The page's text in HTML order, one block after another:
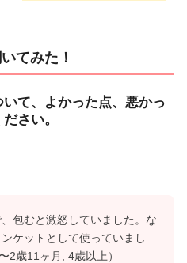
てみた！
て、よかった点、悪かっ
さい。
包むと激怒していました。な
ケットとして使っていまし
2歳11ヶ月, 4歳以上）